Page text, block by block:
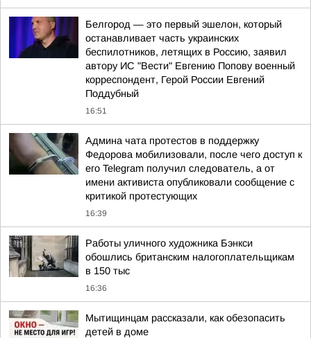
Белгород — это первый эшелон, который
останавливает часть украинских
беспилотников, летящих в Россию, заявил
автору ИС "Вести" Евгению Попову военный
корреспондент, Герой России Евгений
Поддубный
16:51
Админа чата протестов в поддержку
Федорова мобилизовали, после чего доступ к
его Telegram получил следователь, а от
имени активиста опубликовали сообщение с
критикой протестующих
16:39
Работы уличного художника Бэнкси
обошлись британским налогоплательщикам
в 150 тыс
16:36
Мытищинцам рассказали, как обезопасить
детей в доме